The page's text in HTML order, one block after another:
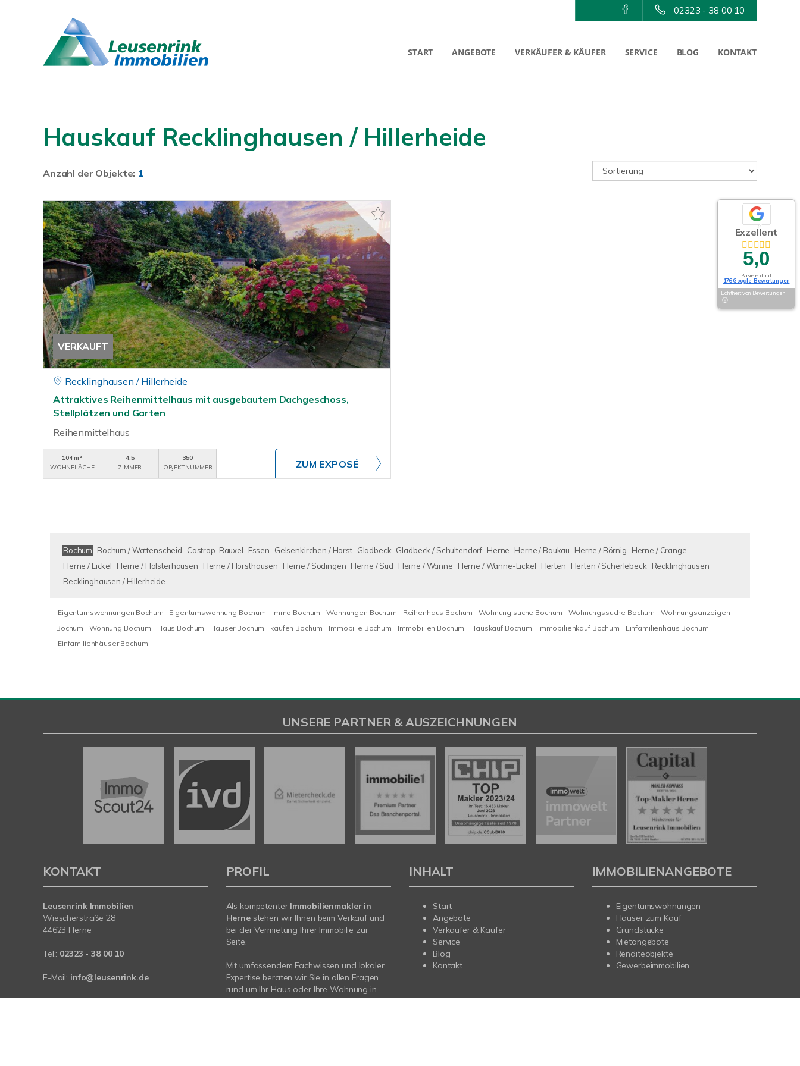
02323 - 38 00 10
START ANGEBOTE VERKÄUFER & KÄUFER SERVICE BLOG KONTAKT
Hauskauf Recklinghausen / Hillerheide
Anzahl der Objekte: 1
VERKAUFT
Recklinghausen / Hillerheide
Attraktives Reihenmittelhaus mit ausgebautem Dachgeschoss,
Stellplätzen und Garten
Reihenmittelhaus
104 m²
WOHNFLÄCHE
4,5
ZIMMER
350
OBJEKTNUMMER
ZUM EXPOSÉ
Bochum Bochum / Wattenscheid Castrop-Rauxel Essen Gelsenkirchen / Horst Gladbeck Gladbeck / Schultendorf Herne Herne / Baukau Herne / Börnig
Herne / Crange
Herne / Eickel
Herne / Holsterhausen Herne / Horsthausen Herne / Sodingen Herne / Süd Herne / Wanne Herne / Wanne-Eickel Herten Herten / Scherlebeck
Recklinghausen
Recklinghausen / Hillerheide
Eigentumswohnungen Bochum Eigentumswohnung Bochum Immo Bochum Wohnungen Bochum Reihenhaus Bochum Wohnung suche Bochum Wohnungssuche Bochum
Wohnungsanzeigen
Bochum
Wohnung Bochum Haus Bochum Häuser Bochum kaufen Bochum Immobilie Bochum Immobilien Bochum Hauskauf Bochum Immobilienkauf Bochum
Einfamilienhaus Bochum
Einfamilienhäuser Bochum
Exzellent
5,0
Basierend auf
176 Google-Bewertungen
Echtheit von Bewertungen
UNSERE PARTNER & AUSZEICHNUNGEN
KONTAKT
Leusenrink Immobilien
Wiescherstraße 28
44623 Herne
Tel.: 02323 - 38 00 10
E-Mail: info@leusenrink.de
Web:www.leusenrink-immobilien.de
PROFIL
Als kompetenter Immobilienmakler in
Hernestehen wir Ihnen beim Verkauf und
bei der Vermietung Ihrer Immobilie zur
Seite.
Mit umfassendem Fachwissen und lokaler
Expertise beraten wir Sie in allen Fragen
rund um Ihr Haus oder Ihre Wohnung in
Herne, Castrop-Rauxel, Recklinghausen,
INHALT
Start
Angebote
Verkäufer & Käufer
Service
Blog
Kontakt
IMMOBILIENANGEBOTE
Eigentumswohnungen
Häuser zum Kauf
Grundstücke
Mietangebote
Renditeobjekte
Gewerbeimmobilien